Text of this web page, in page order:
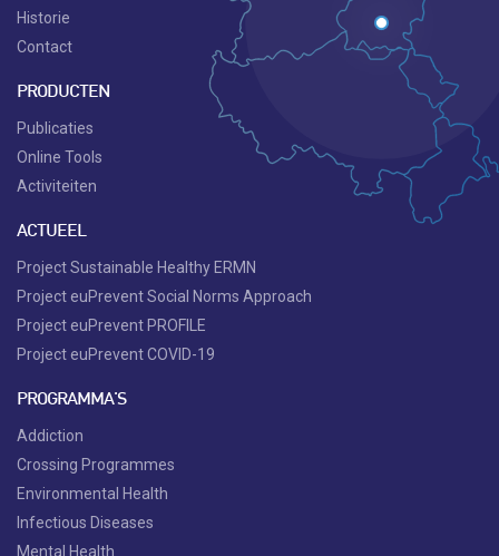
Historie
Contact
PRODUCTEN
Publicaties
Online Tools
Activiteiten
ACTUEEL
Project Sustainable Healthy ERMN
Project euPrevent Social Norms Approach
Project euPrevent PROFILE
Project euPrevent COVID-19
PROGRAMMA'S
Addiction
Crossing Programmes
Environmental Health
Infectious Diseases
Mental Health